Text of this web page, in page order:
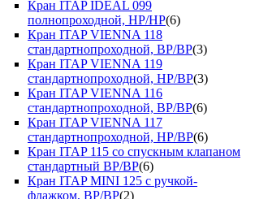
Кран ITAP IDEAL 099
полнопроходной, НР/НР(6)
Кран ITAP VIENNA 118
стандартнопроходной, ВР/ВР(3)
Кран ITAP VIENNA 119
стандартнопроходной, НР/ВР(3)
Кран ITAP VIENNA 116
стандартнопроходной, ВР/ВР(6)
Кран ITAP VIENNA 117
стандартнопроходной, НР/ВР(6)
Кран ITAP 115 со спускным клапаном
стандартный ВР/ВР(6)
Кран ITAP MINI 125 с ручкой-
флажком, ВР/ВР(2)